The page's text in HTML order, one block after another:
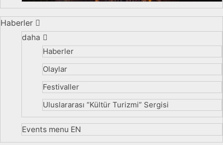
Haberler
daha
Haberler
Olaylar
Festivaller
Uluslararası “Kültür Turizmi” Sergisi
Events menu EN